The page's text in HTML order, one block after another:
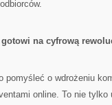
na cyfrową
pomyśleć o wdrożeniu
online. To nie